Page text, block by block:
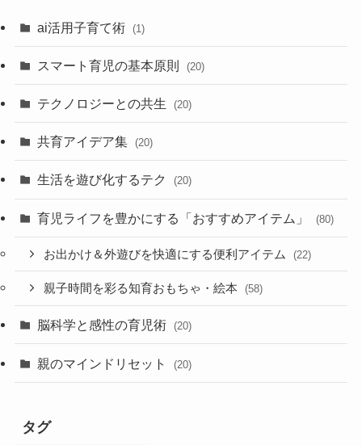
ai活用子育て術 (1)
スマート育児の基本原則 (20)
テクノロジーとの共生 (20)
共育アイデア集 (20)
生活を遊び化するテク (20)
育児ライフを豊かにする「おすすめアイテム」 (80)
お出かけ＆外遊びを快適にする便利アイテム (22)
親子時間を彩る知育おもちゃ・絵本 (58)
脳科学と感性の育児術 (20)
親のマインドリセット (20)
タグ